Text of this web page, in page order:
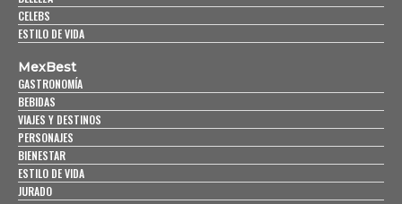
CELEBS
ESTILO DE VIDA
MexBest
GASTRONOMÍA
BEBIDAS
VIAJES Y DESTINOS
PERSONAJES
BIENESTAR
ESTILO DE VIDA
JURADO